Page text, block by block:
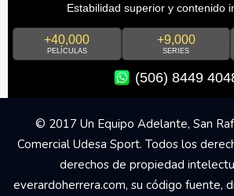
Estabilidad superior y contenido
+40,000
PELÍCULAS
+9,000
SERIES
(506) 8449
© 2017 Un Equipo Adelante, San
Comercial Udesa Sport. Todos los
derechos de propiedad
everardoherrera.com, su código fuente,